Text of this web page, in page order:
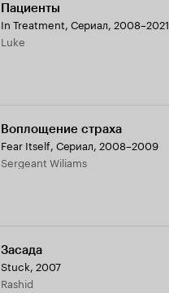
Пациенты
In Treatment, Сериал, 2008–2021
Luke
Воплощение страха
Fear Itself, Сериал, 2008–2009
Sergeant Wiliams
Засада
Stuck, 2007
Rashid